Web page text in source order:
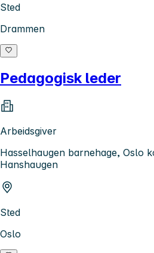
Sted
Drammen
Pedagogisk leder
Arbeidsgiver
Hasselhaugen barnehage, Oslo
Hanshaugen
Sted
Oslo